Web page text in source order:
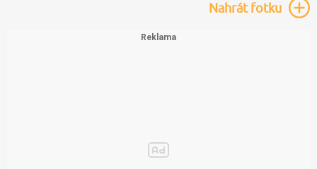
Nahrátfotku